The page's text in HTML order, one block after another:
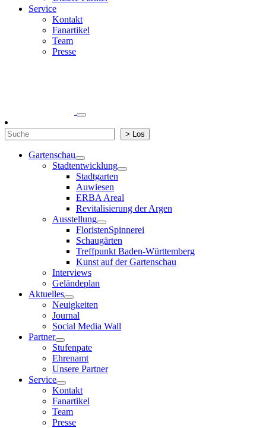
Service
Kontakt
Fanartikel
Team
Presse
Suchen > Los
Gartenschau
Stadtentwicklung
Stadtgarten
Auwiesen
ERBA Areal
Revitalisierung der Argen
Ausstellung
FloristenSpinnerei
Schaugärten
Treffpunkt Baden-Württemberg
Kunst auf der Gartenschau
Interviews
Geländeplan
Aktuelles
Neuigkeiten
Journal
Social Media Wall
Partner
Stufenpate
Ehrenamt
Unsere Partner
Service
Kontakt
Fanartikel
Team
Presse